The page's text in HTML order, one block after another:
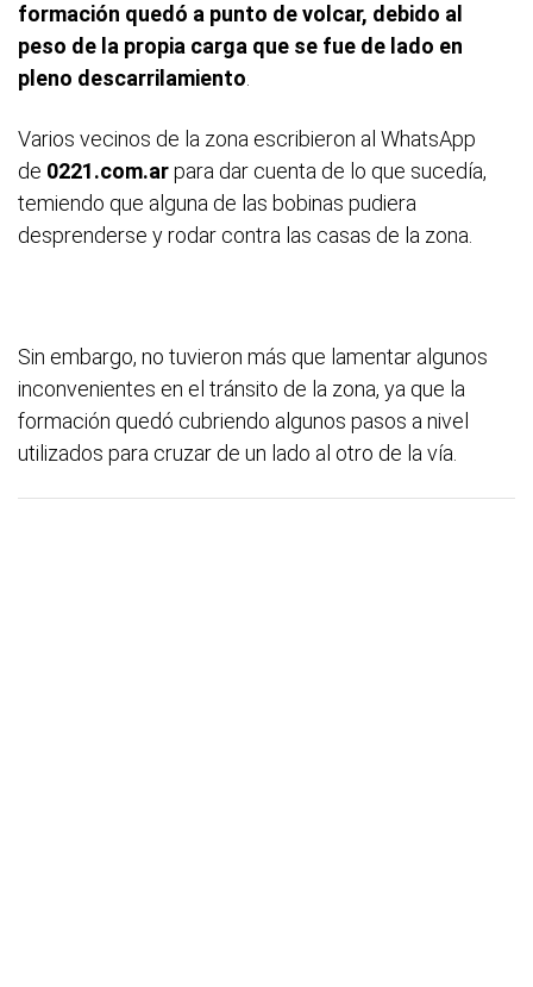
formación quedó a punto de volcar, debido al
peso de la propia carga que se fue de lado en
pleno descarrilamiento
Varios vecinos de la zona escribieron al WhatsApp
de 0221.com.arpara dar cuenta de lo que sucedía,
temiendo que alguna de las bobinas pudiera
desprenderse y rodar contra las casas de la zona.
Sin embargo, no tuvieron más que lamentar algunos
inconvenientes en el tránsito de la zona, ya que la
formación quedó cubriendo algunos pasos a nivel
utilizados para cruzar de un lado al otro de la vía.